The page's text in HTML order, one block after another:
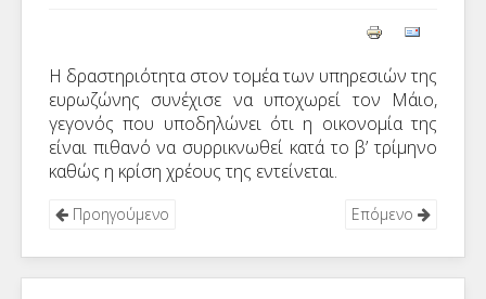
Η δραστηριότητα στον τομέα των υπηρεσιών της
ευρωζώνης συνέχισε να υποχωρεί τον Μάιο,
γεγονός που υποδηλώνει ότι η οικονομία της
είναι πιθανό να συρρικνωθεί κατά το β’ τρίμηνο
καθώς η κρίση χρέους της εντείνεται.
Προηγούμενο Επόμενο